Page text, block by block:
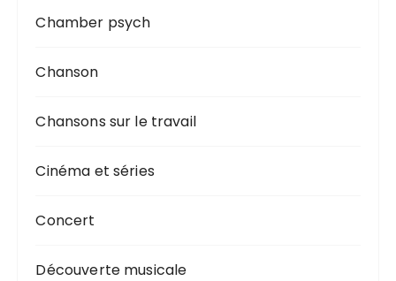
Chamber psych
Chanson
Chansons sur le travail
Cinéma et séries
Concert
Découverte musicale